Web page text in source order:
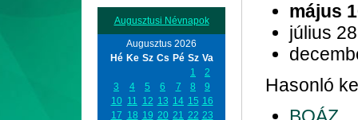
Augusztusi Névnapok
Augusztus 2026
Hé Ke Sz Cs Pé Sz Va
1
2
3
4 5 6 7 8
9
10 11 12 13 14 15 16
17 18 19 20 21 22 23
május
július 28
Hasonló